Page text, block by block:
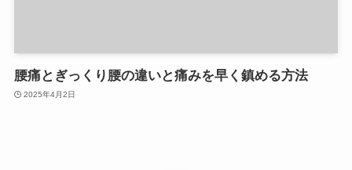
腰痛とぎっくり腰の違いと痛みを早く鎮める方法
2025年4月2日